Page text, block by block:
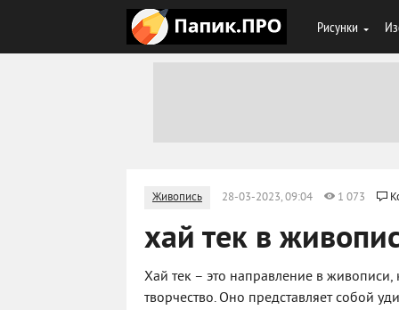
Рисунки
Живопись 28-03-2023, 09:04 1 073
хай тек в
Хай тек – это направление в
творчество. Оно представляет собой